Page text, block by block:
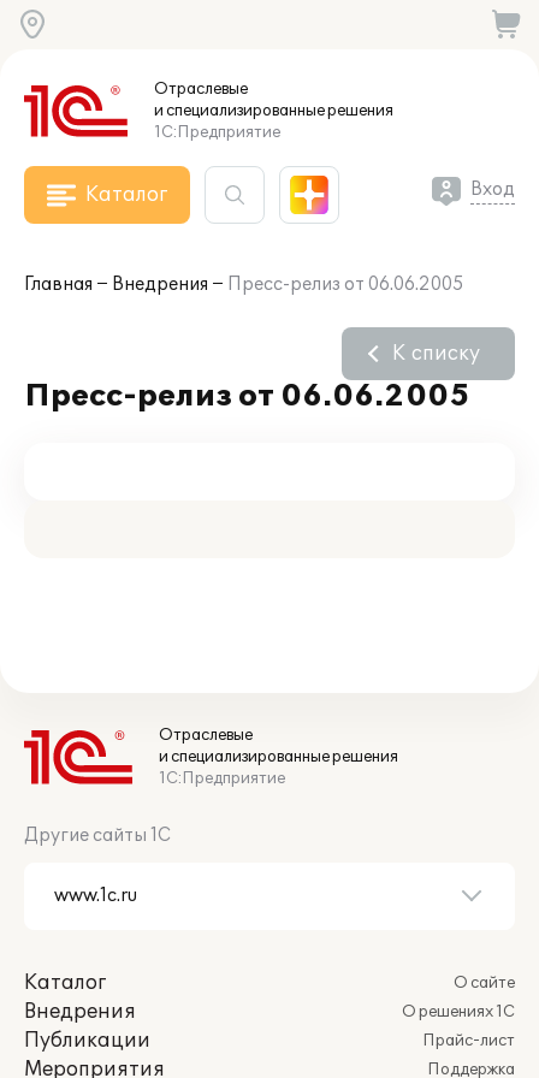
Отраслевые
и специализированныерешения
1С:Предприятие
Каталог Вход
Главная Внедрения Пресс-релиз от 06.06.2005
Пресс-релиз от 06.06.2005
К списку
Отраслевые
и специализированные решения
1С:Предприятие
Другие сайты 1С
Каталог
Внедрения
Публикации
Мероприятия
О сайте
О решениях 1С
Прайс-лист
Поддержка